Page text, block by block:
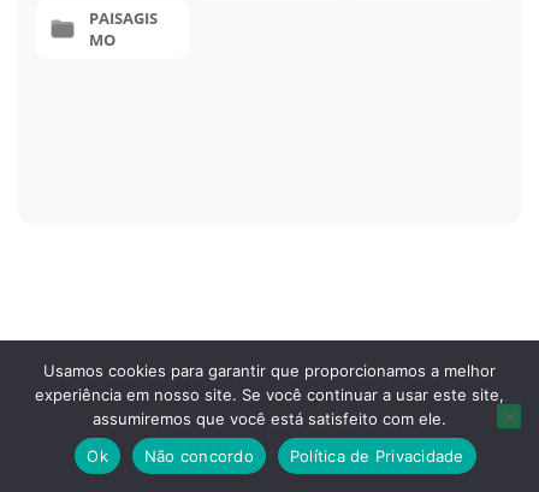
PAISAGIS
MO
[thim_ekit id=”8920″]
Usamos cookies para garantir que proporcionamos a melhor
experiência em nosso site. Se você continuar a usar este site,
assumiremos que você está satisfeito com ele.
Ok
Não concordo Política de Privacidade